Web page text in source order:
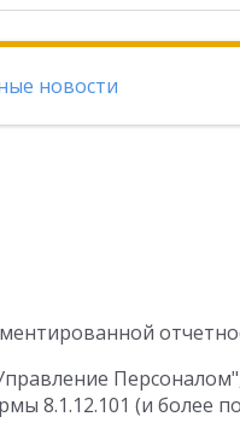
новости
8.1.12.101 (и более